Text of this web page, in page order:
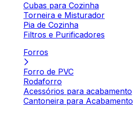
Cubas para Cozinha
Torneira e Misturador
Pia de Cozinha
Filtros e Purificadores
Forros
Forro de PVC
Rodaforro
Acessórios para acabamento
Cantoneira para Acabamento